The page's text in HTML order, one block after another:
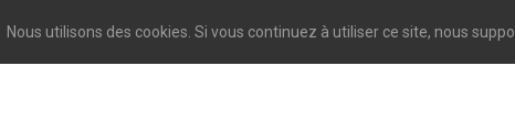
Nous utilisons des cookies. Si vous continuez à utiliser ce site, nous